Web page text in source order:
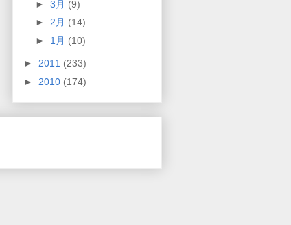
► 3月 (9)
► 2月 (14)
► 1月 (10)
► 2011 (233)
► 2010 (174)